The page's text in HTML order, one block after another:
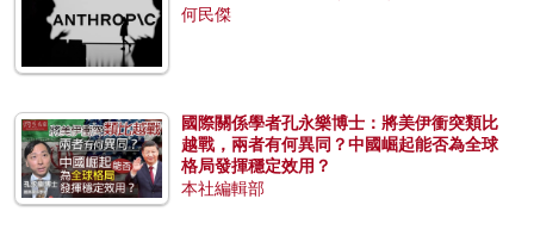
何民傑
國際關係學者孔永樂博士：將美伊衝突類比
越戰，兩者有何異同？中國崛起能否為全球
格局發揮穩定效用？
本社編輯部